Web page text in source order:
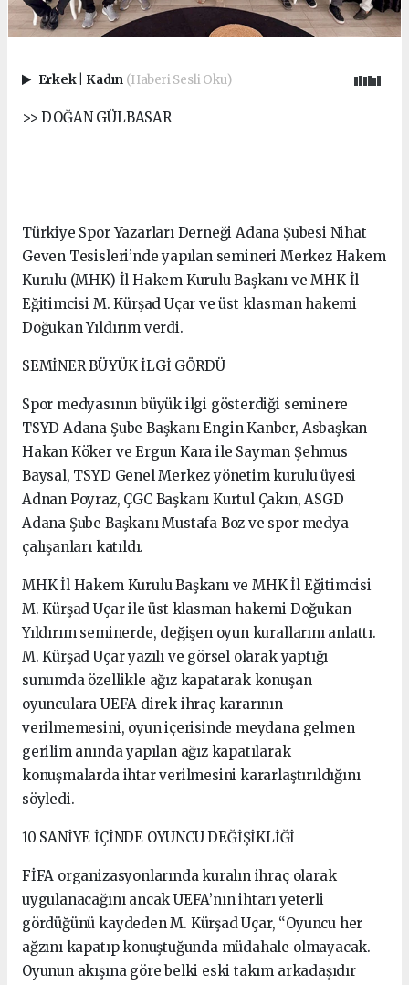
Erkek Kadın (Haberi Sesli Oku)
>> DOĞAN GÜLBASAR
Türkiye Spor Yazarları Derneği Adana Şubesi Nihat
Geven Tesisleri’nde yapılan semineri Merkez Hakem
Kurulu (MHK) İl Hakem Kurulu Başkanı ve MHK İl
Eğitimcisi M. Kürşad Uçar ve üst klasman hakemi
Doğukan Yıldırım verdi.
SEMİNER BÜYÜK İLGİ GÖRDÜ
Spor medyasının büyük ilgi gösterdiği seminere
TSYD Adana Şube Başkanı Engin Kanber, Asbaşkan
Hakan Köker ve Ergun Kara ile Sayman Şehmus
Baysal, TSYD Genel Merkez yönetim kurulu üyesi
Adnan Poyraz, ÇGC Başkanı Kurtul Çakın, ASGD
Adana Şube Başkanı Mustafa Boz ve spor medya
çalışanları katıldı.
MHK İl Hakem Kurulu Başkanı ve MHK İl Eğitimcisi
M. Kürşad Uçar ile üst klasman hakemi Doğukan
Yıldırım seminerde, değişen oyun kurallarını anlattı.
M. Kürşad Uçar yazılı ve görsel olarak yaptığı
sunumda özellikle ağız kapatarak konuşan
oyunculara UEFA direk ihraç kararının
verilmemesini, oyun içerisinde meydana gelmen
gerilim anında yapılan ağız kapatılarak
konuşmalarda ihtar verilmesini kararlaştırıldığını
söyledi.
10 SANİYE İÇİNDE OYUNCU DEĞİŞİKLİĞİ
FİFA organizasyonlarında kuralın ihraç olarak
uygulanacağını ancak UEFA’nın ihtarı yeterli
gördüğünü kaydeden M. Kürşad Uçar, “Oyuncu her
ağzını kapatıp konuştuğunda müdahale olmayacak.
Oyunun akışına göre belki eski takım arkadaşıdır